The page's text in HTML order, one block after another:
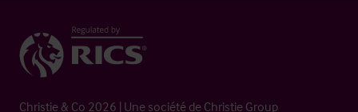
Christie & Co 2026 | Une société de Christie Group